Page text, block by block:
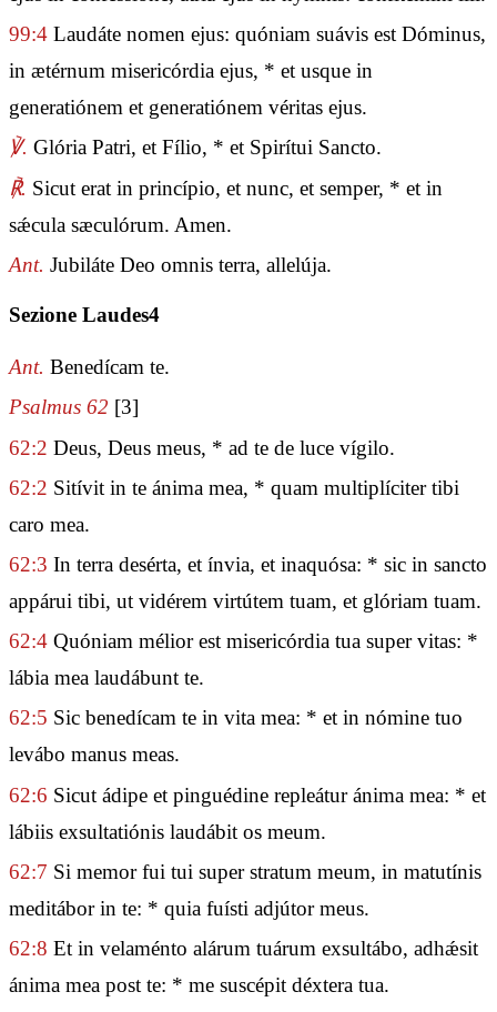
99:4 Laudáte nomen ejus: quóniam suávis est Dóminus,
in ætérnum misericórdia ejus, * et usque in
generatiónem et generatiónem véritas ejus.
℣. Glória Patri, et Fílio, * et Spirítui Sancto.
℟. Sicut erat in princípio, et nunc, et semper, * et in
sǽcula sæculórum. Amen.
Ant. Jubiláte Deo omnis terra, allelúja.
Sezione Laudes4
Ant. Benedícam te.
Psalmus 62 [3]
62:2 Deus, Deus meus, * ad te de luce vígilo.
62:2 Sitívit in te ánima mea, * quam multiplíciter tibi
caro mea.
62:3 In terra desérta, et ínvia, et inaquósa: * sic in sancto
appárui tibi, ut vidérem virtútem tuam, et glóriam tuam.
62:4 Quóniam mélior est misericórdia tua super vitas: *
lábia mea laudábunt te.
62:5 Sic benedícam te in vita mea: * et in nómine tuo
levábo manus meas.
62:6 Sicut ádipe et pinguédine repleátur ánima mea: * et
lábiis exsultatiónis laudábit os meum.
62:7 Si memor fui tui super stratum meum, in matutínis
meditábor in te: * quia fuísti adjútor meus.
62:8 Et in velaménto alárum tuárum exsultábo, adhǽsit
ánima mea post te: * me suscépit déxtera tua.